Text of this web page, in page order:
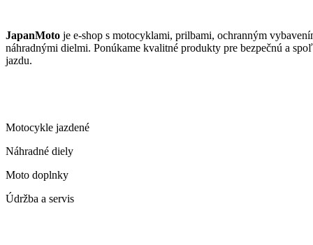
JapanMoto je e-shop s motocyklami, prilbami, ochranným
náhradnými dielmi. Ponúkame kvalitné produkty pre bezpečnú a
jazdu.
Motocykle jazdené
Náhradné diely
Moto doplnky
Údržba a servis